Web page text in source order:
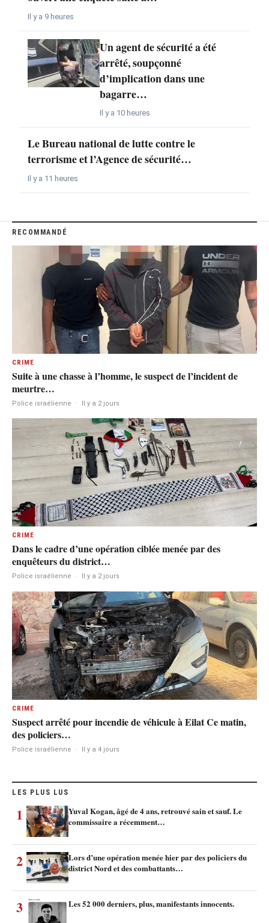
Il y a 9 heures
Un agent de sécurité a été
arrêté, soupçonné
d’implication dans une
bagarre…
Il y a 10 heures
Le Bureau national de lutte contre le
terrorisme et l’Agence de sécurité…
Il y a 11 heures
RECOMMANDÉ
CRIME
Suite à une chasse à l’homme, le suspect de l’incident de
meurtre…
Police israélienne · Il y a 2 jours
CRIME
Dans le cadre d’une opération ciblée menée par des
enquêteurs du district…
Police israélienne · Il y a 2 jours
CRIME
Suspect arrêté pour incendie de véhicule à Eilat Ce matin,
des policiers…
Police israélienne · Il y a 4 jours
LES PLUS LUS
1
Yuval Kogan, âgé de 4 ans, retrouvé sain et sauf. Le
commissaire a récemment…
2
Lors d’une opération menée hier par des policiers du
district Nord et des combattants…
3 Les 52 000 derniers, plus, manifestants innocents.